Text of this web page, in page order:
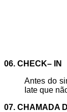
06. CHECK– IN
Antes do
Iate que
07. CHAMADA